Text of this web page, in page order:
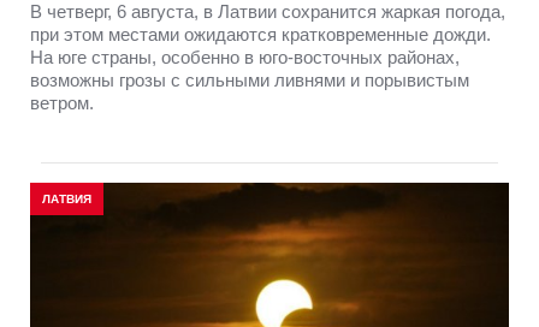
В четверг, 6 августа, в Латвии сохранится жаркая погода,
при этом местами ожидаются кратковременные дожди.
На юге страны, особенно в юго-восточных районах,
возможны грозы с сильными ливнями и порывистым
ветром.
ЛАТВИЯ